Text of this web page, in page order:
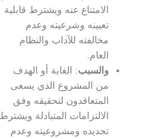
عنه ويشترط قابلية
وشرعيته وعدم
للآداب والنظام
: الغاية أو الهدف
المشروع الذي يسعى
لتحقيقه وفق
المتبادلة ويشترط
ومشروعيته وعدم